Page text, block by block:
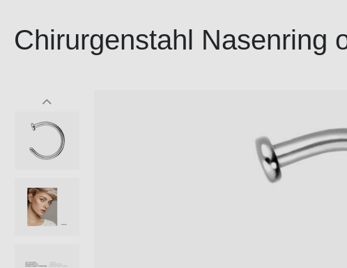
Chirurgenstahl Nasenring